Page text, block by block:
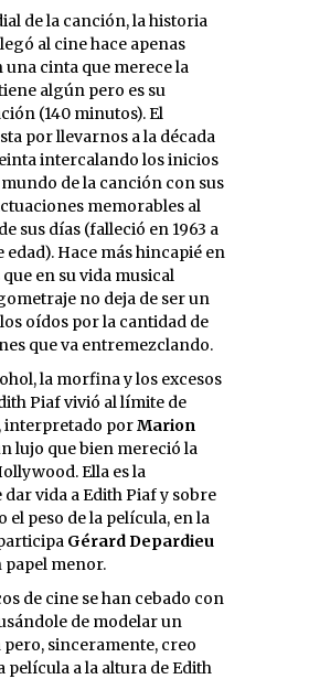
de la canción, la historia
al cine hace apenas
una cinta que merece la
algún pero es su
(140 minutos). El
por llevarnos a la década
intercalando los inicios
de la canción con sus
memorables al
sus días (falleció en 1963 a
edad). Hace más hincapié en
en su vida musical
no deja de ser un
oídos por la cantidad de
que va entremezclando.
la morfina y los excesos
Piaf vivió al límite de
interpretado porMarion
lujo que bien mereció la
Ella es la
vida a Edith Piaf y sobre
el peso de la película, en la
Gérard Depardieu
papel menor.
de cine se han cebado con
de modelar un
sinceramente, creo
película a la altura de Edith